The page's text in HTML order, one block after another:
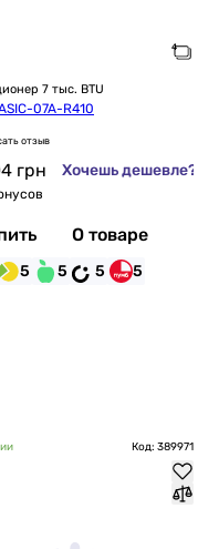
7 тыс. BTU
07A-R410
отзыв
грн Хочешь дешевле?
О товаре
5 5 5 5
Код: 389971